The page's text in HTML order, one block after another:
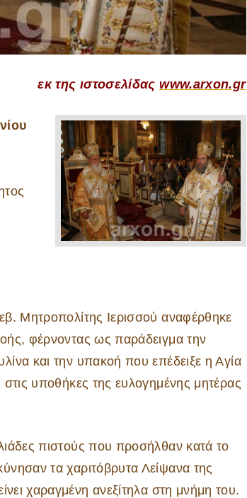
εκ της ιστοσελίδαςwww.arxon.gr
Μητροπολίτης Ιερισσού αναφέρθηκε
φέρνοντας ως παράδειγμα την
και την υπακοή που επέδειξε η Αγία
στις υποθήκες της ευλογημένης μητέρας
πιστούς που προσήλθαν κατά το
τα χαριτόβρυτα Λείψανα της
χαραγμένη ανεξίτηλα στη μνήμη του.